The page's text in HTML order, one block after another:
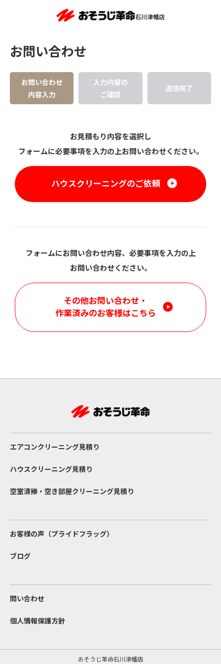
石川津幡店
お問い合わせ
お問い合わせ
内容入力
入力内容の
ご確認
送信完了
お見積もり内容を選択し
フォームに必要事項を入力の上お問い合わせください。
ハウスクリーニングのご依頼
フォームにお問い合わせ内容、必要事項を入力の上
お問い合わせください。
その他お問い合わせ・
作業済みのお客様はこちら
エアコンクリーニング見積り
ハウスクリーニング見積り
空室清掃・空き部屋クリーニング見積り
お客様の声（プライドフラッグ）
ブログ
問い合わせ
個人情報保護方針
おそうじ革命石川津幡店